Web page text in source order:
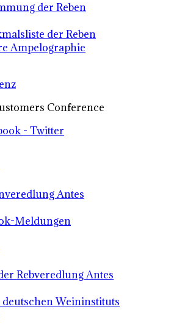
der Reben
der Reben
Ampelographie
Conference
- Twitter
Antes
Meldungen
Rebveredlung Antes
Weininstituts